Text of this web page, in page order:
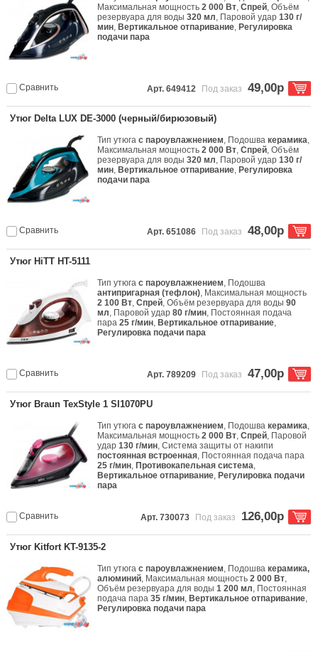
Максимальная мощность2 000 Вт,Спрей, Объём
резервуара для воды320 мл, Паровой удар130 г/
мин, Вертикальное отпаривание, Регулировка
подачи пара
Сравнить Арт. 649412 Под заказ 49,00р
Утюг Delta LUX DE-3000 (черный/бирюзовый)
Тип утюгас пароувлажнением, Подошвакерамика,
Максимальная мощность2 000 Вт,Спрей, Объём
резервуара для воды320 мл, Паровой удар130 г/
мин, Вертикальное отпаривание, Регулировка
подачи пара
Сравнить Арт. 651086 Под заказ 48,00р
Утюг HiTT HT-5111
Тип утюгас пароувлажнением, Подошва
антипригарная (тефлон), Максимальная мощность
2 100 Вт,Спрей, Объём резервуара для воды90
мл, Паровой удар80 г/мин, Постоянная подача
пара25 г/мин, Вертикальное отпаривание,
Регулировка подачи пара
Сравнить Арт. 789209 Под заказ 47,00р
Утюг Braun TexStyle 1 SI1070PU
Тип утюгас пароувлажнением, Подошвакерамика,
Максимальная мощность2 000 Вт,Спрей, Паровой
удар130 г/мин, Система защиты от накипи
постоянная встроенная, Постоянная подача пара
25 г/мин, Противокапельная система,
Вертикальное отпаривание, Регулировка подачи
пара
Сравнить Арт. 730073 Под заказ 126,00р
Утюг Kitfort KT-9135-2
Тип утюгас пароувлажнением, Подошвакерамика,
алюминий, Максимальная мощность2 000 Вт,
Объём резервуара для воды1 200 мл, Постоянная
подача пара35 г/мин, Вертикальное отпаривание,
Регулировка подачи пара